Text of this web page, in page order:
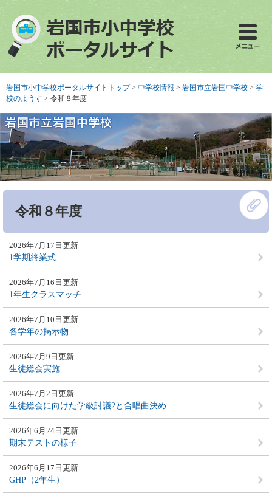
で
す
ば
し
本
文
岩国市小中学校ポータルサイトトップ > 中学校情報 > 岩国市立岩国中学校 > 学
校のようす > 令和８年度
令和８年度
2026年7月17日更新
1学期終業式
2026年7月16日更新
1年生クラスマッチ
2026年7月10日更新
各学年の掲示物
2026年7月9日更新
生徒総会実施
2026年7月2日更新
生徒総会に向けた学級討議2と合唱曲決め
2026年6月24日更新
期末テストの様子
2026年6月17日更新
GHP（2年生）